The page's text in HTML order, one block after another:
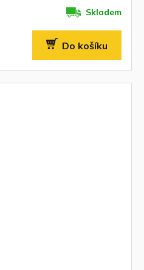
Skladem
Do košíku